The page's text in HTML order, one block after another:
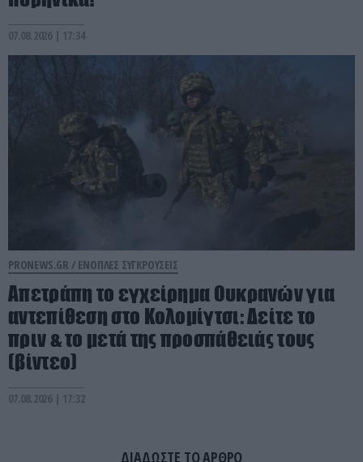
07.08.2026 | 17:34
PRONEWS.GR / ΕΝΟΠΛΕΣ ΣΥΓΚΡΟΥΣΕΙΣ
Απετράπη το εγχείρημα Ουκρανών για
αντεπίθεση στο Κολομίγτσι: Δείτε το
πριν & το μετά της προσπάθειάς τους
(βίντεο)
07.08.2026 | 17:32
ΔΙΑΔΩΣΤΕ ΤΟ ΑΡΘΡΟ